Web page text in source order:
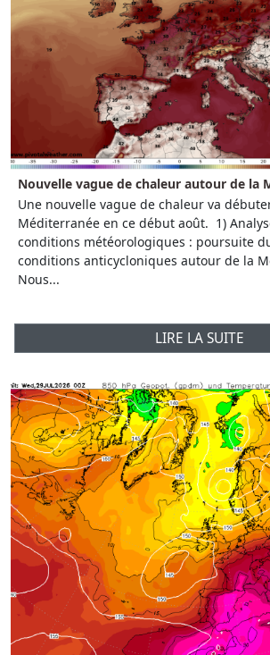
Nouvelle vague de chaleur autour de la
Une nouvelle vague de chaleur va
Méditerranée en ce début août. 1)
conditions météorologiques : poursuite
conditions anticycloniques autour de la
Nous...
LIRE LA SUITE